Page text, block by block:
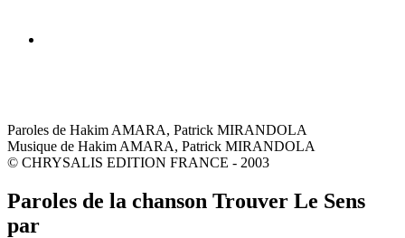
Paroles de Hakim AMARA, Patrick MIRANDOLA
Musique de Hakim AMARA, Patrick MIRANDOLA
© CHRYSALIS EDITION FRANCE - 2003
Paroles de la chanson Trouver Le Sens
par